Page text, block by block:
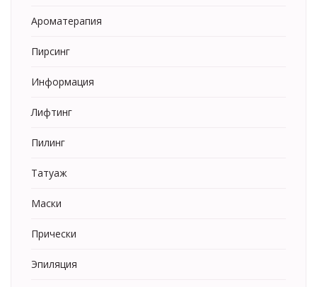
Ароматерапия
Пирсинг
Информация
Лифтинг
Пилинг
Татуаж
Маски
Прически
Эпиляция